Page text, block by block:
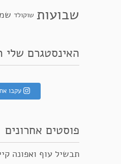
שבועות שוקולד
האינסטגרם שלי My Instagram
עקבו
פוסטים אחרונים
תבשיל עוף ואפונה